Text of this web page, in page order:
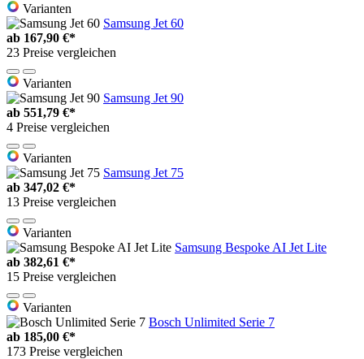
Varianten
Samsung Jet 60
ab 167,90 €*
23 Preise vergleichen
Varianten
Samsung Jet 90
ab 551,79 €*
4 Preise vergleichen
Varianten
Samsung Jet 75
ab 347,02 €*
13 Preise vergleichen
Varianten
Samsung Bespoke AI Jet Lite
ab 382,61 €*
15 Preise vergleichen
Varianten
Bosch Unlimited Serie 7
ab 185,00 €*
173 Preise vergleichen